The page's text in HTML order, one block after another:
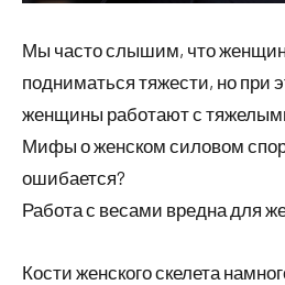
Мы часто слышим, что
подниматься тяжести, но при
женщины работают с
Мифы о женском силовом
ошибается?
Работа с весами вредна для
Кости женского скелета